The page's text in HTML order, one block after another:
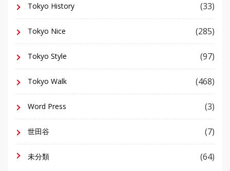
Tokyo History (33)
Tokyo Nice (285)
Tokyo Style (97)
Tokyo Walk (468)
Word Press (3)
世田谷 (7)
未分類 (64)